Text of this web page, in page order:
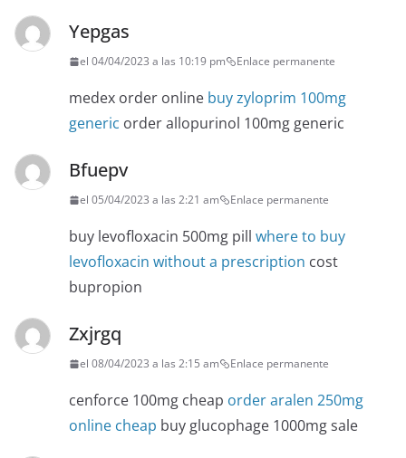
Yepgas
el 04/04/2023 a las 10:19 pm Enlace permanente
medex order online buy zyloprim 100mg
generic order allopurinol 100mg generic
Bfuepv
el 05/04/2023 a las 2:21 am Enlace permanente
buy levofloxacin 500mg pill where to buy
levofloxacin without a prescription cost
bupropion
Zxjrgq
el 08/04/2023 a las 2:15 am Enlace permanente
cenforce 100mg cheap order aralen 250mg
online cheap buy glucophage 1000mg sale